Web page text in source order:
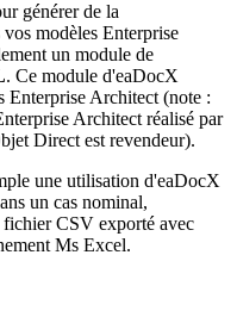
générer de la
modèles Enterprise
un module de
. Ce module d'eaDocX
Enterprise Architect (note :
Architect réalisé par
Direct est revendeur).
une utilisation d'eaDocX
un cas nominal,
fichier CSV exporté avec
Ms Excel.